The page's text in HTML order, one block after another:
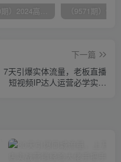
（10150期）2024高考项目野路子玩法，无限裂变，最高一天1W＋！
下一篇
7天引爆实体流量，老板直播
短视频IP达人运营必学实操